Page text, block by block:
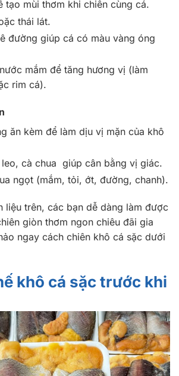
tạo mùi thơm khi chiên cùng cá.
thái lát.
đường giúp cá có màu vàng óng
mắm để tăng hương vị (làm
rim cá).
ăn kèm để làm dịu vị mặn của khô
leo, cà chua giúp cân bằng vị giác.
ngọt (mắm, tỏi, ớt, đường, chanh).
liệu trên, các bạn dễ dàng làm được
giòn thơm ngon chiêu đãi gia
ngay cách chiên khô cá sặc dưới
khô cá sặc trước khi